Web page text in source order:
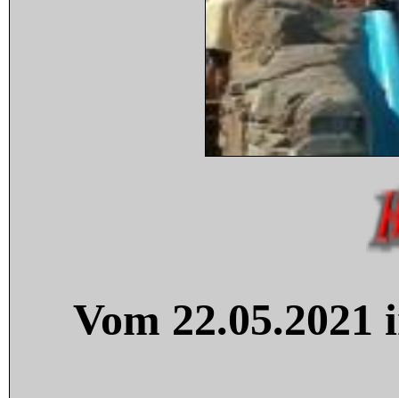
Vom